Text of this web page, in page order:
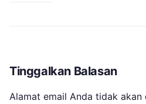
Tinggalkan Balasan
Alamat email Anda tidak akan